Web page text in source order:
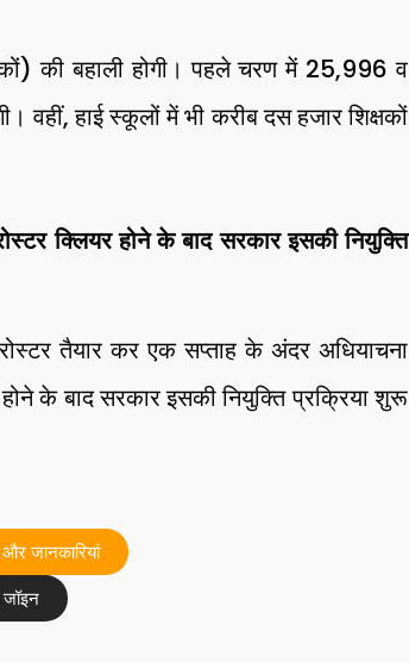
की बहाली होगी। पहले चरण में 25,996 व
हाई स्कूलों में भी करीब दस हजार शिक्षकों
क्लियर होने के बाद सरकार इसकी नियुक्ति
तैयार कर एक सप्ताह के अंदर अधियाचना
के बाद सरकार इसकी नियुक्ति प्रक्रिया शुरू
जानकारियां